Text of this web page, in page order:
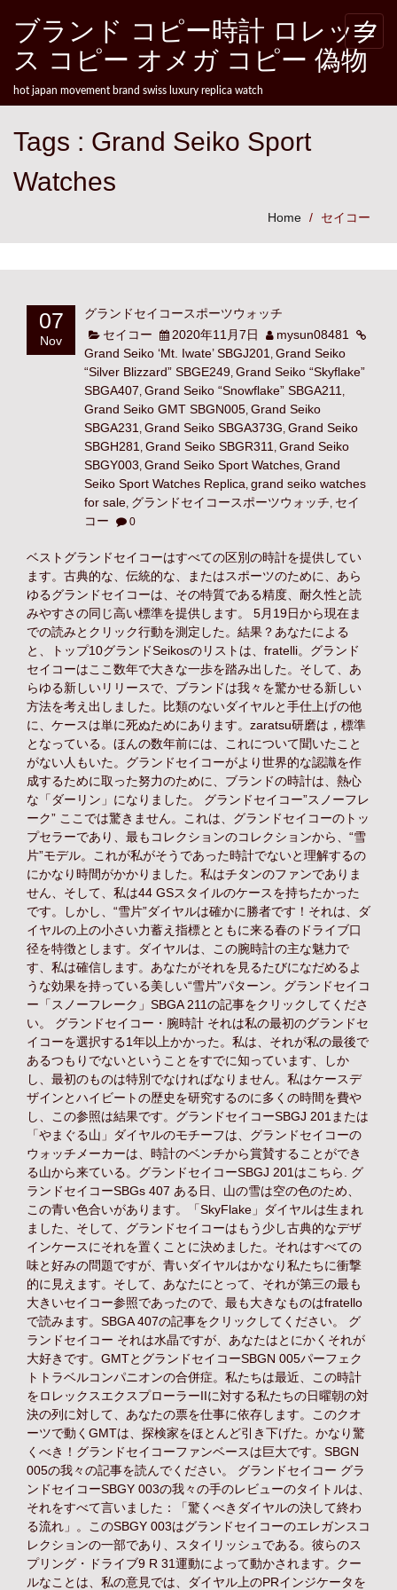
Toggle
ブランド コピー時計 ロレック
ス コピー オメガ コピー 偽物
hot japan movement brand swiss luxury replica watch
Tags : Grand Seiko Sport
Watches
Home セイコー
07
Nov
グランドセイコースポーツウォッチ
セイコー 2020年11月7日
mysun08481
Grand Seiko ‘Mt. Iwate’ SBGJ201 , Grand Seiko
“Silver Blizzard” SBGE249, Grand Seiko “Skyflake”
SBGA407, Grand Seiko “Snowflake” SBGA211 ,
Grand Seiko GMT SBGN005, Grand Seiko
SBGA231 , Grand Seiko SBGA373G, Grand Seiko
SBGH281 , Grand Seiko SBGR311 , Grand Seiko
SBGY003, Grand Seiko Sport Watches, Grand
Seiko Sport Watches Replica, grand seiko watches
for sale, グランドセイコースポーツウォッチ, セイ
コー
0
ベストグランドセイコーはすべての区別の時計を提供してい
ます。古典的な、伝統的な、またはスポーツのために、あら
ゆるグランドセイコーは、その特質である精度、耐久性と読
みやすさの同じ高い標準を提供します。 5月19日から現在ま
での読みとクリック行動を測定した。結果？あなたによる
と、トップ10グランドSeikosのリストは、fratelli。グランド
セイコーはここ数年で大きな一歩を踏み出した。そして、あ
らゆる新しいリリースで、ブランドは我々を驚かせる新しい
方法を考え出しました。比類のないダイヤルと手仕上げの他
に、ケースは単に死ぬためにあります。zaratsu研磨は，標準
となっている。ほんの数年前には、これについて聞いたこと
がない人もいた。グランドセイコーがより世界的な認識を作
成するために取った努力のために、ブランドの時計は、熱心
な「ダーリン」になりました。 グランドセイコー”スノーフレ
ーク” ここでは驚きません。これは、グランドセイコーのトッ
プセラーであり、最もコレクションのコレクションから、“雪
片”モデル。これが私がそうであった時計でないと理解するの
にかなり時間がかかりました。私はチタンのファンでありま
せん、そして、私は44 GSスタイルのケースを持ちたかった
です。しかし、“雪片”ダイヤルは確かに勝者です！それは、ダ
イヤルの上の小さい力蓄え指標とともに来る春のドライブ口
径を特徴とします。ダイヤルは、この腕時計の主な魅力で
す、私は確信します。あなたがそれを見るたびになだめるよ
うな効果を持っている美しい“雪片”パターン。グランドセイコ
ー「スノーフレーク」SBGA 211の記事をクリックしてくださ
い。 グランドセイコー・腕時計 それは私の最初のグランドセ
イコーを選択する1年以上かかった。私は、それが私の最後で
あるつもりでないということをすでに知っています、しか
し、最初のものは特別でなければなりません。私はケースデ
ザインとハイビートの歴史を研究するのに多くの時間を費や
し、この参照は結果です。グランドセイコーSBGJ 201または
「やまぐる山」ダイヤルのモチーフは、グランドセイコーの
ウォッチメーカーは、時計のベンチから賞賛することができ
る山から来ている。グランドセイコーSBGJ 201はこちら. グ
ランドセイコーSBGs 407 ある日、山の雪は空の色のため、
この青い色合いがあります。「SkyFlake」ダイヤルは生まれ
ました、そして、グランドセイコーはもう少し古典的なデザ
インケースにそれを置くことに決めました。それはすべての
味と好みの問題ですが、青いダイヤルはかなり私たちに衝撃
的に見えます。そして、あなたにとって、それが第三の最も
大きいセイコー参照であったので、最も大きなものはfratello
で読みます。SBGA 407の記事をクリックしてください。 グ
ランドセイコー それは水晶ですが、あなたはとにかくそれが
大好きです。GMTとグランドセイコーSBGN 005パーフェク
トトラベルコンパニオンの合併症。私たちは最近、この時計
をロレックスエクスプローラーIIに対する私たちの日曜朝の対
決の列に対して、あなたの票を仕事に依存します。このクオ
ーツで動くGMTは、探検家をほとんど引き下げた。かなり驚
くべき！グランドセイコーファンベースは巨大です。SBGN
005の我々の記事を読んでください。 グランドセイコー グラ
ンドセイコーSBGY 003の我々の手のレビューのタイトルは、
それをすべて言いました：「驚くべきダイヤルの決して終わ
る流れ」。このSBGY 003はグランドセイコーのエレガンスコ
レクションの一部であり、スタイリッシュである。彼らのス
プリング・ドライブ9 R 31運動によって動かされます。クー
ルなことは、私の意見では、ダイヤル上のPRインジケータを